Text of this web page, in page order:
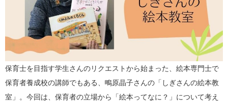
保育士を目指す学生さんのリクエストから始まった、絵本専門士で
保育者養成校の講師でもある、鴫原晶子さんの「しぎさんの絵本教
室」。今回は、保育者の立場から「絵本ってなに？」について考え